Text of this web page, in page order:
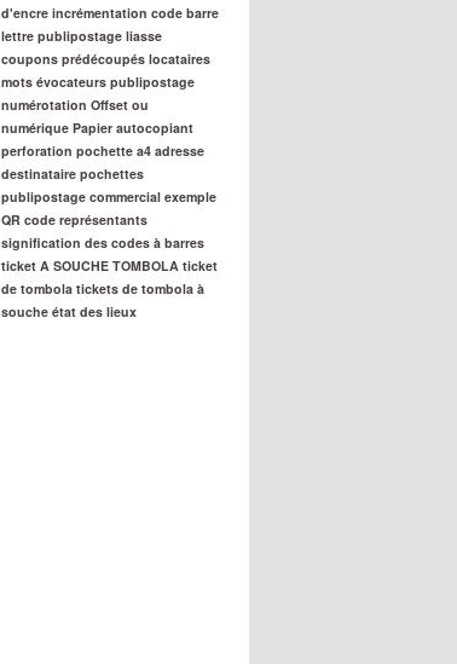
d'encre incrémentation code barre
lettre publipostage liasse
coupons prédécoupés locataires
mots évocateurs publipostage
numérotation Offset ou
numérique Papier autocopiant
perforation pochette a4 adresse
destinataire pochettes
publipostage commercial exemple
QR code représentants
signification des codes à barres
ticket A SOUCHE TOMBOLA ticket
de tombola tickets de tombola à
souche état des lieux